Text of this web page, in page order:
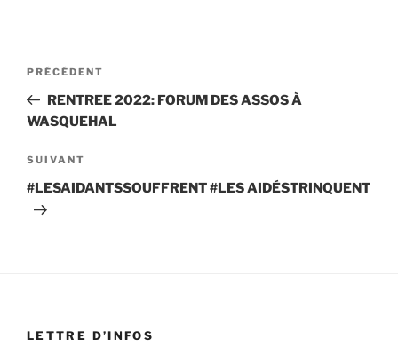
Navigation
l’article
Article
précédent
PRÉCÉDENT
RENTREE 2022: FORUM DES ASSOS À
WASQUEHAL
Article
suivant
SUIVANT
#LESAIDANTSSOUFFRENT #LES AIDÉSTRINQUENT
LETTRE D’INFOS